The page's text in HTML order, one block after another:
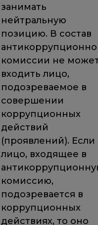
занимать
нейтральную
позицию. В состав
комиссии не
входить лицо,
подозреваемое в
совершении
коррупционных
действий
(проявлений). Если
лицо, входящее в
комиссию,
подозревается в
коррупционных
действиях, то оно